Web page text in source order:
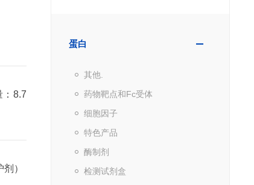
蛋白
其他.
药物靶点和Fc受体
细胞因子
特色产品
酶制剂
检测试剂盒
：8.7
）